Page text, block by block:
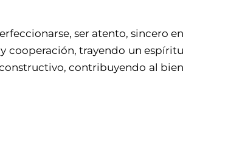
ser atento, sincero en
cooperación, trayendo un espíritu
contribuyendo al bien